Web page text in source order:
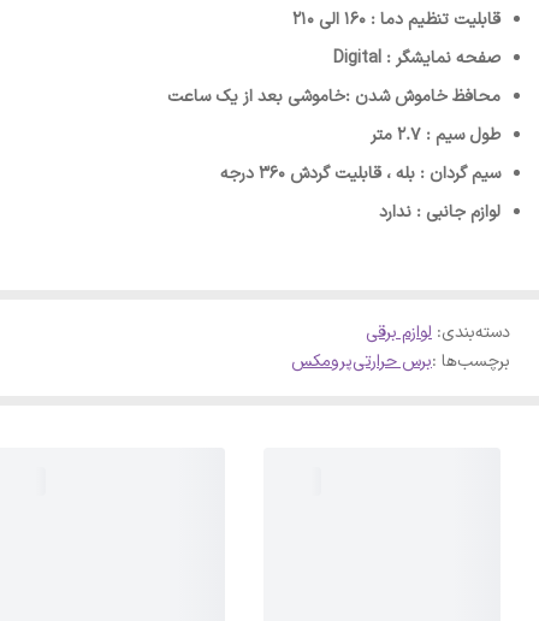
قابلیت تنظیم دما : 160 الی 210
صفحه نمایشگر : Digital
محافظ خاموش شدن :خاموشی بعد از یک ساعت
طول سیم : 2.7 متر
سیم گردان : بله ، قابلیت گردش 360 درجه
لوازم جانبی : ندارد
دسته‌بندی: لوازم برقی
برچسب‌ها :برس حرارتیپرومکس